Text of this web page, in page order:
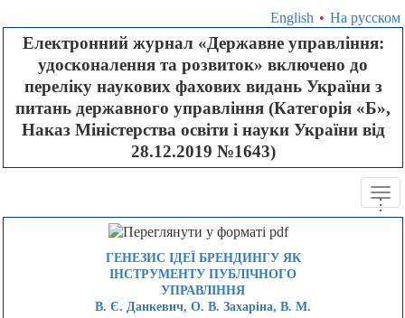
English • На русском
Електронний журнал «Державне управління:
удосконалення та розвиток» включено до
переліку наукових фахових видань України з
питань державного управління (Категорія «Б»,
Наказ Міністерства освіти і науки України від
28.12.2019 №1643)
...
ГЕНЕЗИС ІДЕЇ БРЕНДИНГУ ЯК
ІНСТРУМЕНТУ ПУБЛІЧНОГО
УПРАВЛІННЯ
В. Є. Данкевич, О. В. Захаріна, В. М.